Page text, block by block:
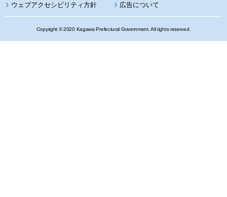
ウェブアクセシビリティ方針 広告について
Copyright © 2020 Kagawa Prefectural Government. All rights reserved.